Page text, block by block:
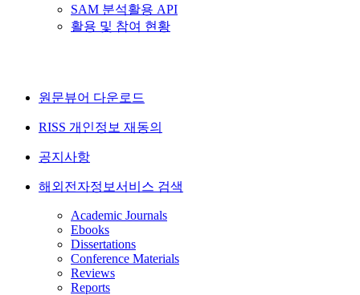
SAM 분석활용 API
활용 및 참여 현황
원문뷰어 다운로드
RISS 개인정보 재동의
공지사항
해외전자정보서비스 검색
Academic Journals
Ebooks
Dissertations
Conference Materials
Reviews
Reports